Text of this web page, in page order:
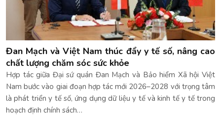
Đan Mạch và Việt Nam thúc đẩy y tế số, nâng cao
chất lượng chăm sóc sức khỏe
Hợp tác giữa Đại sứ quán Đan Mạch và Bảo hiểm Xã hội Việt
Nam bước vào giai đoạn hợp tác mới 2026–2028 với trọng tâm
là phát triển y tế số, ứng dụng dữ liệu y tế và kinh tế y tế trong
hoạch định chính sách…